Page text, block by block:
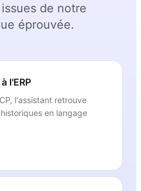
de notre
éprouvée.
l'ERP
l'assistant retrouve
en langage